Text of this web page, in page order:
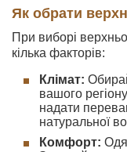
Як обрати
При виборі
кілька факторів:
Клімат:
вашого
надати
натуральної
Комфорт: